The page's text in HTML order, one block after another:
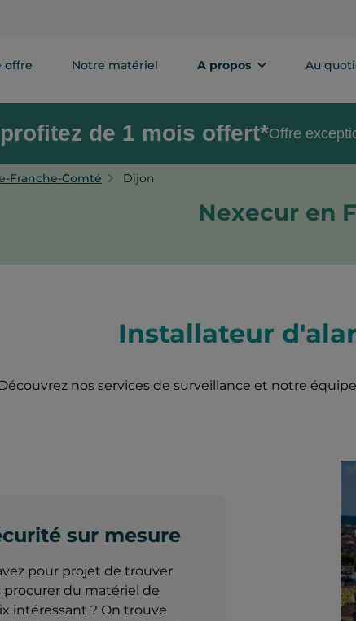
offre Notre matériel A propos Au
de 1 mois offert*Offre
Franche-Comté Dijon
Nexecur en
Installateur
Découvrez nos services de surveillance et notre
sur mesure
pour projet de trouver
du matériel de
intéressant ? On trouve